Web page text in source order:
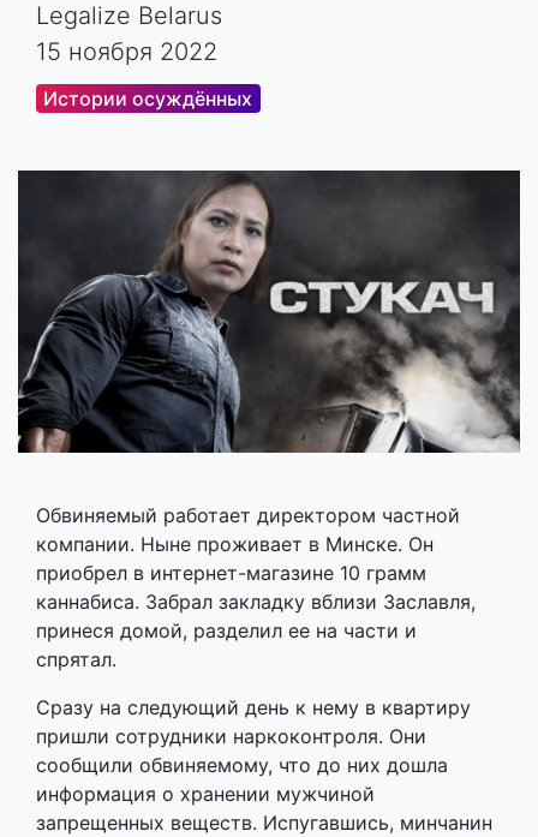
Legalize Belarus
15 ноября 2022
Истории осуждённых
Обвиняемый работает директором частной
компании. Ныне проживает в Минске. Он
приобрел в интернет-магазине 10 грамм
каннабиса. Забрал закладку вблизи Заславля,
принеся домой, разделил ее на части и
спрятал.
Сразу на следующий день к нему в квартиру
пришли сотрудники наркоконтроля. Они
сообщили обвиняемому, что до них дошла
информация о хранении мужчиной
запрещенных веществ. Испугавшись, минчанин